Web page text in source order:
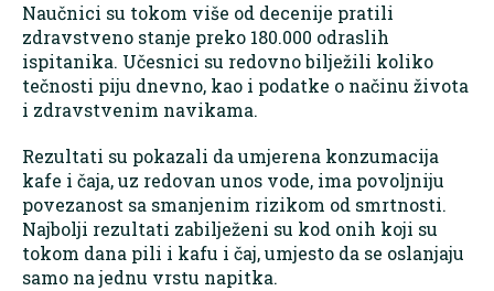
Naučnici su tokom više od decenije pratili
zdravstveno stanje preko 180.000 odraslih
ispitanika. Učesnici su redovno bilježili koliko
tečnosti piju dnevno, kao i podatke o načinu života
i zdravstvenim navikama.
Rezultati su pokazali da umjerena konzumacija
kafe i čaja, uz redovan unos vode, ima povoljniju
povezanost sa smanjenim rizikom od smrtnosti.
Najbolji rezultati zabilježeni su kod onih koji su
tokom dana pili i kafu i čaj, umjesto da se oslanjaju
samo na jednu vrstu napitka.